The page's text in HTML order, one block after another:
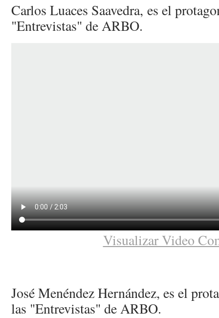
Carlos Luaces Saavedra, es el
"Entrevistas" de ARBO.
Visualizar Video
José Menéndez Hernández, es el
las "Entrevistas" de ARBO.